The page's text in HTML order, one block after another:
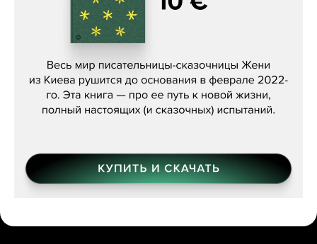
Женя Бережная, «(Не) о войне»